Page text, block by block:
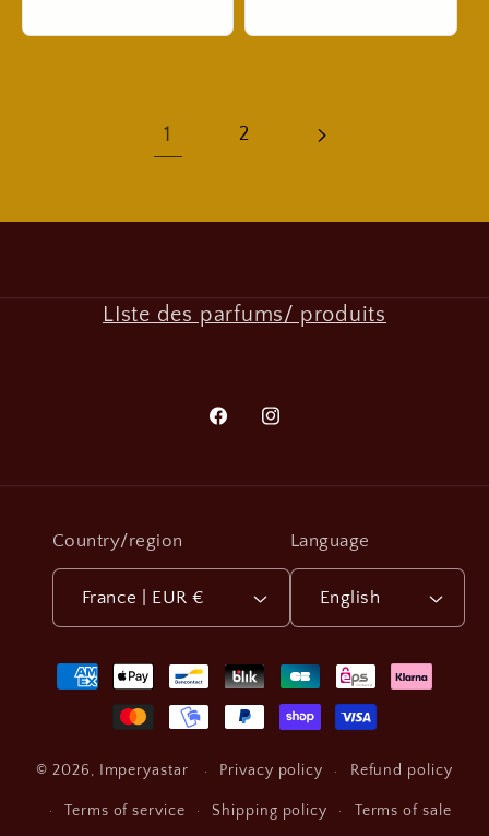
1 2
LIste des parfums/ produits
FacebookInstagram
Country/region
France | EUR €
Language
English
Payment
methods
© 2026, Imperyastar Privacy policy Refund policy
Terms of service Shipping policy Terms of sale